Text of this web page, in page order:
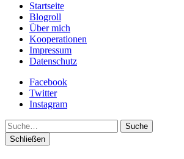
Startseite
Blogroll
Über mich
Kooperationen
Impressum
Datenschutz
Facebook
Twitter
Instagram
Suche
Schließen